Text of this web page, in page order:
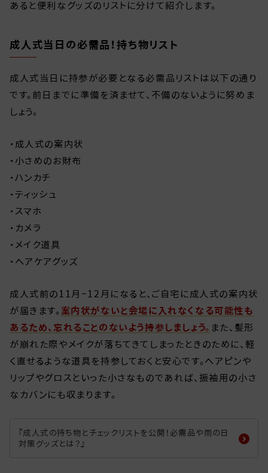
あると便利なグッズのリストに分けて紹介します。
成人式当日の必需品！持ち物リスト
成人式当日に持参が必要となる必需品リストは以下の通り
です。前日までに準備を済ませて、不備のないように努めま
しょう。
・成人式の案内状
・小さめのお財布
・ハンカチ
・ティッシュ
・スマホ
・カメラ
・メイク道具
・ヘアケアグッズ
成人式前の11月~12月になると、ご自宅に成人式の案内状
が届きます。 案内状がないと会場に入れなくなる可能性も
あるため、忘れることのないよう持参しましょう。 また、髪形
が崩れた際やメイクが落ちてきてしまったときのために、軽
く直せるような道具を持参しておくと安心です。ヘアピンや
リップやグロスといった小さなものであれば、振袖用の小さ
なカバンにも収まります。
『成人式の持ち物とチェックリストを公開！必需品や雨の日
対策グッズとは？』